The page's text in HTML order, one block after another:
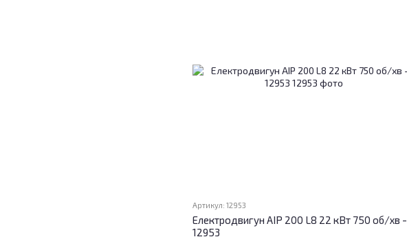
Артикул: 12953
Електродвигун АІР 200 L8 22 кВт 750 об/хв -
12953